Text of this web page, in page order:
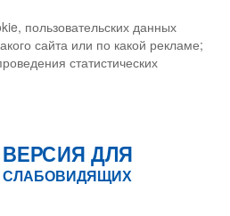
пользовательских данных
сайта или по какой рекламе;
статистических